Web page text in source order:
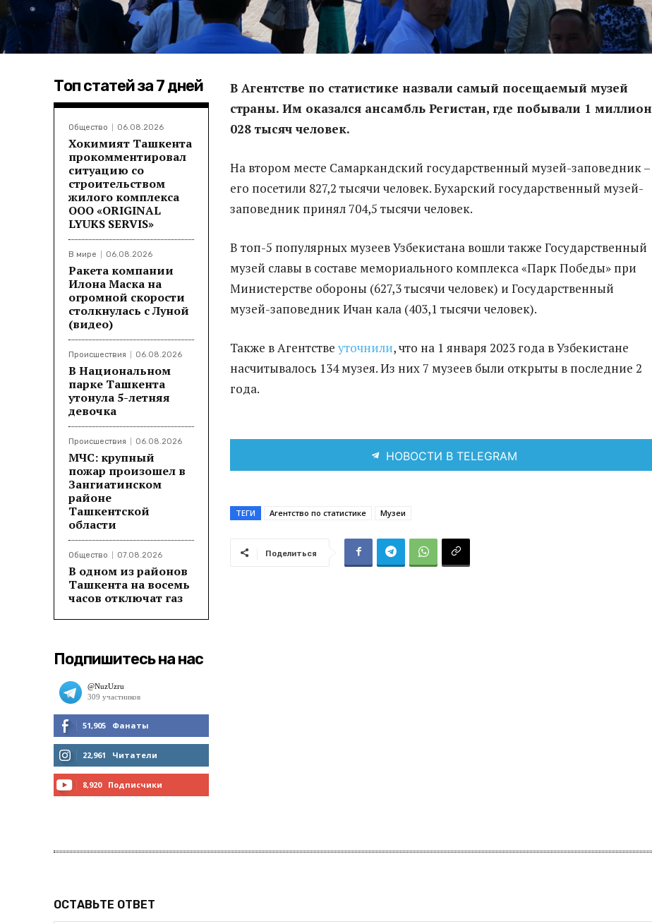
Топ статей за 7 дней
Общество 06.08.2026
Хокимият Ташкента
прокомментировал
ситуацию со
строительством
жилого комплекса
ООО «ORIGINAL
LYUKS SERVIS»
В мире 06.08.2026
Ракета компании
Илона Маска на
огромной скорости
столкнулась с Луной
(видео)
Происшествия 06.08.2026
В Национальном
парке Ташкента
утонула 5-летняя
девочка
Происшествия 06.08.2026
МЧС: крупный
пожар произошел в
Зангиатинском
районе
Ташкентской
области
Общество 07.08.2026
В одном из районов
Ташкента на восемь
часов отключат газ
Подпишитесь на нас
51,905 Фанаты
МНЕ НРАВИТСЯ
22,961 Читатели
8,920 Подписчики
В Агентстве по статистике назвали самый посещаемый музей
страны. Им оказался ансамбль Регистан, где побывали 1 миллион
028 тысяч человек.
На втором месте Самаркандский государственный музей-заповедник –
его посетили 827,2 тысячи человек. Бухарский государственный музей-
заповедник принял 704,5 тысячи человек.
В топ-5 популярных музеев Узбекистана вошли также Государственный
музей славы в составе мемориального комплекса «Парк Победы» при
Министерстве обороны (627,3 тысячи человек) и Государственный
музей-заповедник Ичан кала (403,1 тысячи человек).
Также в Агентстве уточнили, что на 1 января 2023 года в Узбекистане
насчитывалось 134 музея. Из них 7 музеев были открыты в последние 2
года.
НОВОСТИ В TELEGRAM
ТЕГИ Агентство по статистике Музеи
Поделиться
ОСТАВЬТЕ ОТВЕТ